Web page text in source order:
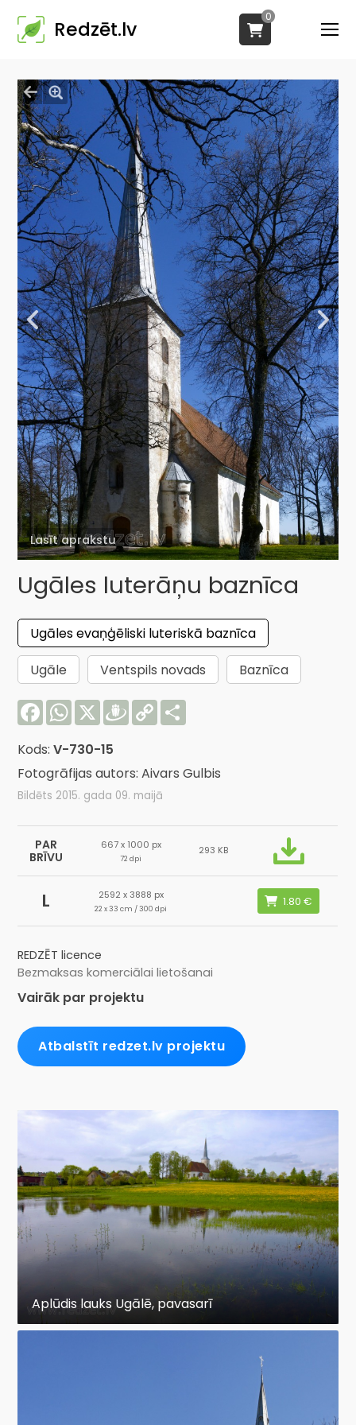
Redzēt.lv
0
Lasīt aprakstu
Ugāles luterāņu baznīca
Ugāles evaņģēliski luteriskā baznīca
Ugāle
Ventspils novads
Baznīca
FacebookWhatsApp
X Draugiem
Copy
Link
Kods:V-730-15
Fotogrāfijas autors: Aivars Gulbis
Bildēts 2015. gada 09. maijā
PAR
BRĪVU
667 x 1000 px
72 dpi
293 KB
L 2592 x 3888 px
22 x 33 cm / 300 dpi
REDZĒT licence
Bezmaksas komerciālai lietošanai
Vairāk par projektu
Atbalstīt redzet.lv projektu
Aplūdis lauks Ugālē, pavasarī